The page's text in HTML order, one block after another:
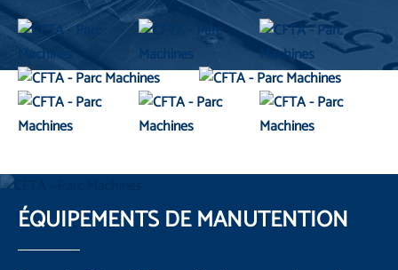
ÉQUIPEMENTS DEMANUTENTION